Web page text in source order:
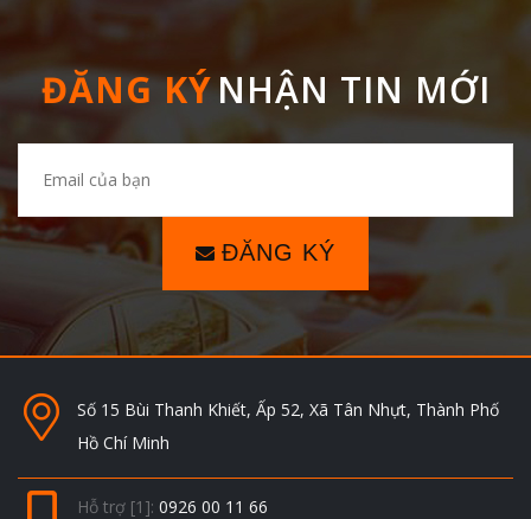
ĐĂNG KÝNHẬN TIN MỚI
ĐĂNG KÝ
Số 15 Bùi Thanh Khiết, Ấp 52, Xã Tân Nhựt, Thành Phố
Hồ Chí Minh
Hỗ trợ [1]: 0926 00 11 66